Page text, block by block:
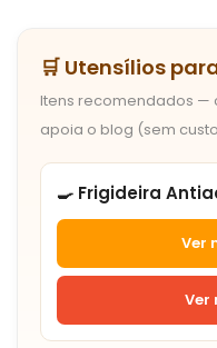
🛒 Utensílios
Itens recomendados —
apoia o blog (sem
🍳 Frigideira
Ver
Ver